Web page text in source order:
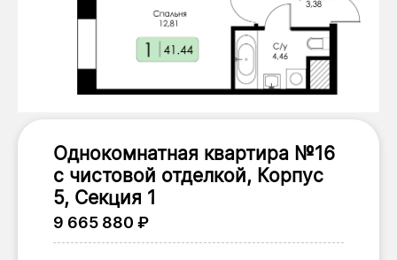
Однокомнатная квартира №16
с чистовой отделкой, Корпус
5, Секция 1
9 665 880 ₽